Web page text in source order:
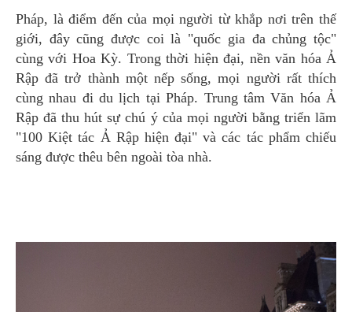
Pháp, là điểm đến của mọi người từ khắp nơi trên thế
giới, đây cũng được coi là "quốc gia đa chủng tộc"
cùng với Hoa Kỳ. Trong thời hiện đại, nền văn hóa Ả
Rập đã trở thành một nếp sống, mọi người rất thích
cùng nhau đi du lịch tại Pháp. Trung tâm Văn hóa Ả
Rập đã thu hút sự chú ý của mọi người bằng triển lãm
"100 Kiệt tác Ả Rập hiện đại" và các tác phẩm chiếu
sáng được thêu bên ngoài tòa nhà.